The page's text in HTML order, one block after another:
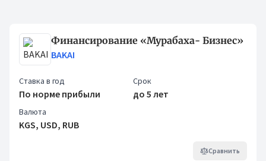
Кредиты
Финансирование «Мурабаха- Бизнес»
BAKAI
Ставка в год
По норме прибыли
Срок
до 5 лет
Валюта
KGS, USD, RUB
Сравнить